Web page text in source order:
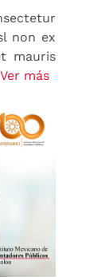
non ex
mauris
Ver más